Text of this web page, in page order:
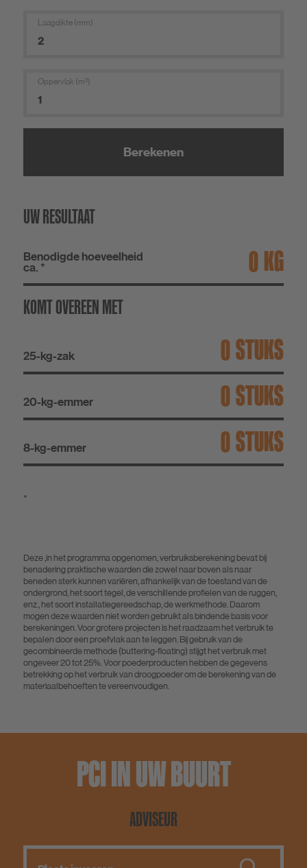
Laagdikte (mm)
Oppervlak (m²)
Berekenen
UW RESULTAAT
Benodigde hoeveelheid
ca. * KG
KOMT OVEREEN MET
25-kg-zak STUKS
20-kg-emmer STUKS
8-kg-emmer STUKS
*
Deze ,in het programma opgenomen, verbruiksberekening bevat bij
benadering praktische waarden die zowel naar boven als naar
beneden sterk kunnen variëren, afhankelijk van de toestand van de
ondergrond, het soort tegel, de verschillende profielen van de ruggen,
enz., het soort installatiegereedschap, de werkmethode. Daarom
mogen deze waarden niet worden gebruikt als bindende basis voor
berekeningen. Voor grotere projecten is het raadzaam het verbruik te
bepalen door een proefvlak aan te leggen. Bij gebruik van de
gecombineerde methode (buttering-floating) stijgt het verbruik met
ongeveer 20 tot 25%. Voor poederproducten hebben de gegevens
betrekking op het verbruik van droogpoeder om de berekening van de
materiaalbehoeften te vereenvoudigen.
PCI IN UW BUURT
ADVISEUR